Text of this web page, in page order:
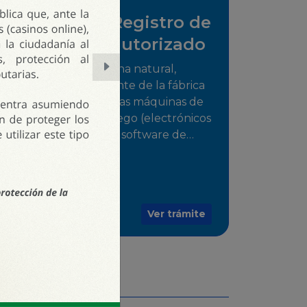
Solicitud de Registro de
distribuidor autorizado
Tramite para la persona natural,
jurídica o representante de la fábrica
que comercializarán las máquinas de
juego o medios de juego (electrónicos
o electromecánicos o software de
Ver trámite